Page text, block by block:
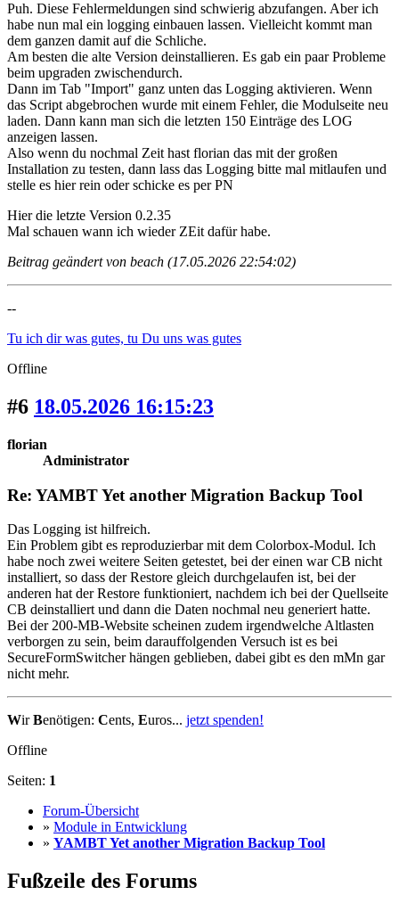
Puh. Diese Fehlermeldungen sind schwierig abzufangen. Aber ich
habe nun mal ein logging einbauen lassen. Vielleicht kommt man
dem ganzen damit auf die Schliche.
Am besten die alte Version deinstallieren. Es gab ein paar Probleme
beim upgraden zwischendurch.
Dann im Tab "Import" ganz unten das Logging aktivieren. Wenn
das Script abgebrochen wurde mit einem Fehler, die Modulseite neu
laden. Dann kann man sich die letzten 150 Einträge des LOG
anzeigen lassen.
Also wenn du nochmal Zeit hast florian das mit der großen
Installation zu testen, dann lass das Logging bitte mal mitlaufen und
stelle es hier rein oder schicke es per PN
Hier die letzte Version 0.2.35
Mal schauen wann ich wieder ZEit dafür habe.
Beitrag geändert von beach (17.05.2026 22:54:02)
--
Tu ich dir was gutes, tu Du uns was gutes
Offline
#6 18.05.2026 16:15:23
florian
Administrator
Re: YAMBT Yet another Migration Backup Tool
Das Logging ist hilfreich.
Ein Problem gibt es reproduzierbar mit dem Colorbox-Modul. Ich
habe noch zwei weitere Seiten getestet, bei der einen war CB nicht
installiert, so dass der Restore gleich durchgelaufen ist, bei der
anderen hat der Restore funktioniert, nachdem ich bei der Quellseite
CB deinstalliert und dann die Daten nochmal neu generiert hatte.
Bei der 200-MB-Website scheinen zudem irgendwelche Altlasten
verborgen zu sein, beim darauffolgenden Versuch ist es bei
SecureFormSwitcher hängen geblieben, dabei gibt es den mMn gar
nicht mehr.
WirBenötigen: Cents, Euros... jetzt spenden!
Offline
Seiten: 1
Forum-Übersicht
» Module in Entwicklung
» YAMBT Yet another Migration Backup Tool
Fußzeile des Forums